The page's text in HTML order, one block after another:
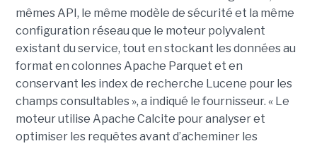
mêmes API, le même modèle de sécurité et la même
configuration réseau que le moteur polyvalent
existant du service, tout en stockant les données au
format en colonnes Apache Parquet et en
conservant les index de recherche Lucene pour les
champs consultables », a indiqué le fournisseur. « Le
moteur utilise Apache Calcite pour analyser et
optimiser les requêtes avant d’acheminer les